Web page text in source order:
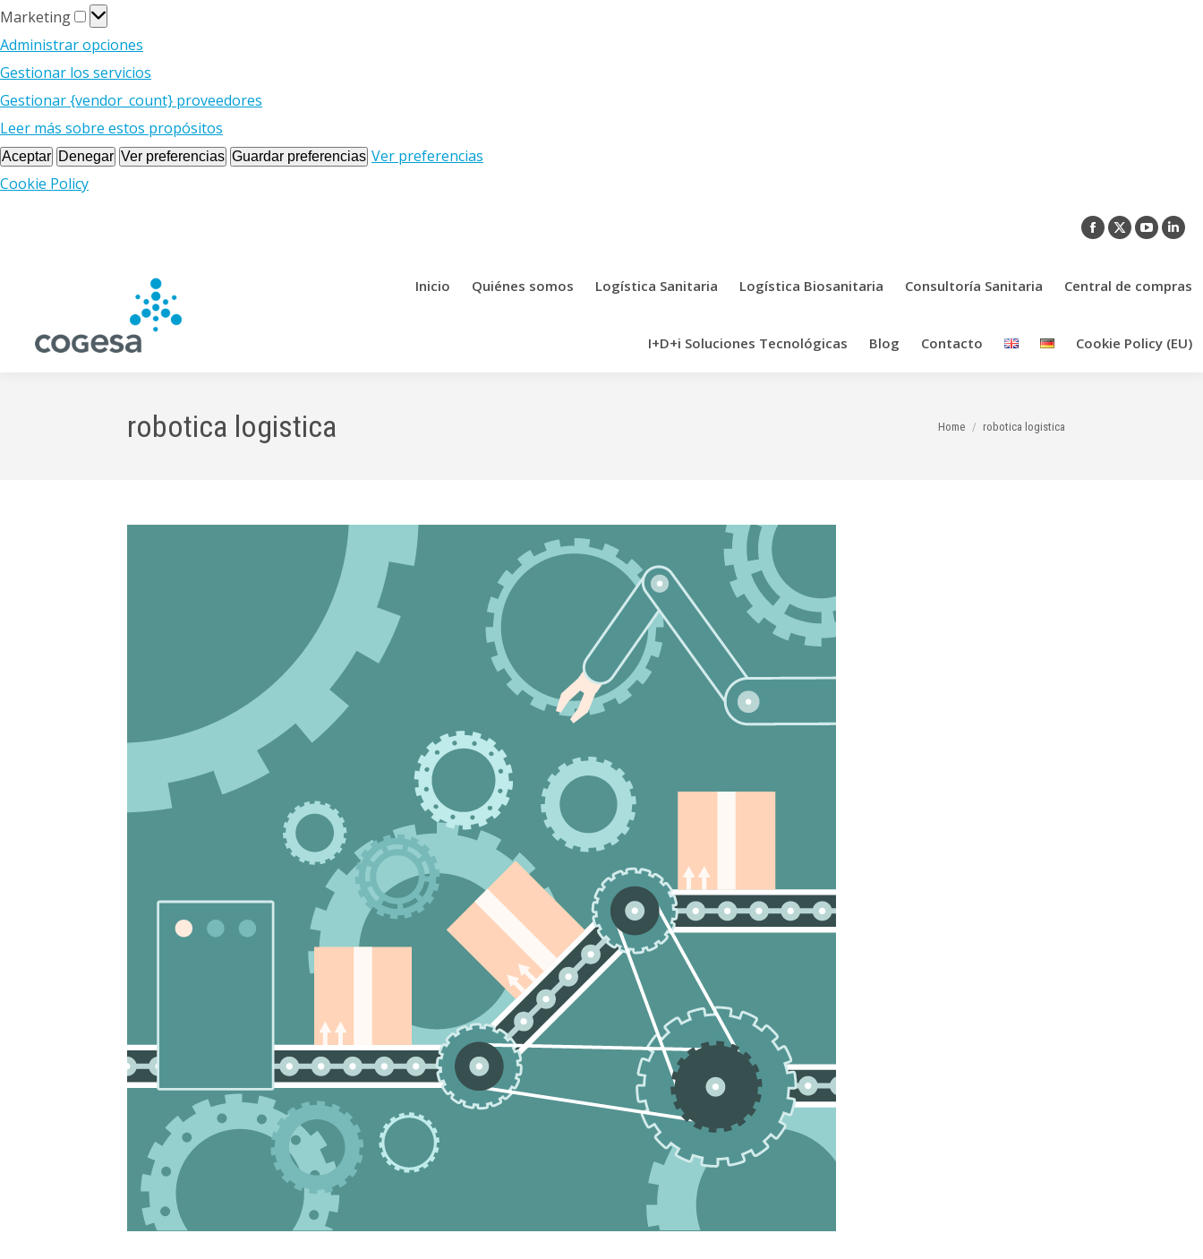
Marketing
Marketing
Administrar opciones
Gestionar los servicios
Gestionar {vendor_count} proveedores
Leer más sobre estos propósitos
Aceptar Denegar Ver preferencias Guardar preferencias Ver preferencias
Cookie Policy
Facebook
opens
window
X
opens
window
opens
window
Inicio Quiénes somos Logística Sanitaria Logística Biosanitaria Consultoría Sanitaria Central de compras
I+D+i Soluciones Tecnológicas Blog Contacto Cookie Policy (EU)
robotica logistica You are here:
Home robotica logistica